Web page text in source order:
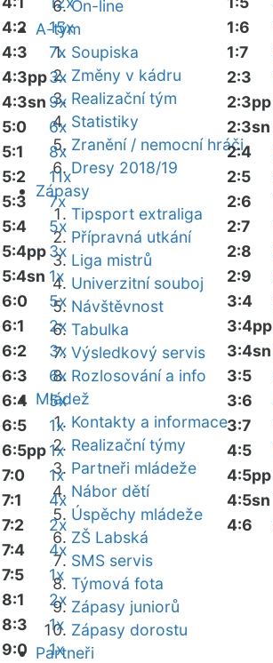
On-line
A-tým
Soupiska
Změny v kádru
Realizační tým
Statistiky
Zranění / nemocní hráči
Dresy 2018/19
Zápasy
Tipsport extraliga
Přípravná utkání
Liga mistrů
Univerzitní souboj
Návštěvnost
Tabulka
Výsledkový servis
Rozlosování a info
Mládež
Kontakty a informace
Realizační týmy
Partneři mládeže
Nábor dětí
Úspěchy mládeže
ZŠ Labská
SMS servis
Týmová fota
Zápasy juniorů
Zápasy dorostu
Partneři
4:2
15x
4:3
7x
4:3pp3x
4:3sn 9x
5:0
6x
5:1
8x
5:2
11x
5:3
7x
5:4
5x
5:4pp3x
5:4sn 1x
6:0
5x
6:1
2x
6:2
3x
6:3
6x
6:4
5x
6:5
1x
6:5pp1x
7:0
1x
7:1
4x
7:2
2x
7:4
4x
7:5
1x
8:1
2x
8:3
1x
9:0
1x
1:6
1:7
2:3
2:3pp
2:3sn
2:4
2:5
2:6
2:7
2:8
2:9
3:4
3:4pp
3:4sn
3:5
3:6
3:7
4:5
4:5pp
4:5sn
4:6